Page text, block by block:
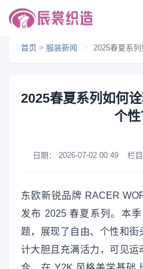
首页 > 服装新闻 > 2025春夏系列
2025春夏系列如何
个性
日期： 2026-07-02 00:49 栏目
东欧新锐品牌 RACER
发布 2025 春夏系列。本
题，展现了自由、个性和
计大胆且充满活力，可见运